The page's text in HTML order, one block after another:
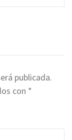
publicada.
con *